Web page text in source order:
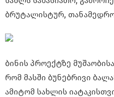
ბრუტალისტურ,
ბინის პროექტზე
რომ მასში ბუნებრივი
ამიტომ სახლის